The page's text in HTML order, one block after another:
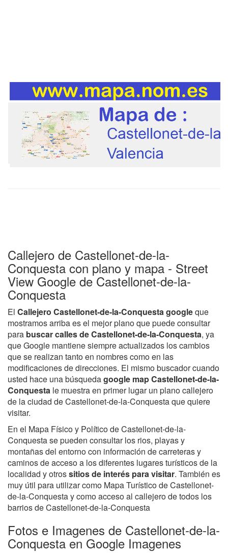
Callejero de Castellonet-de-la-
Conquesta con plano y mapa - Street
View Google de Castellonet-de-la-
Conquesta
El Callejero Castellonet-de-la-Conquesta googleque
mostramos arriba es el mejor plano que puede consultar
para buscar calles de Castellonet-de-la-Conquesta, ya
que Google mantiene siempre actualizados los cambios
que se realizan tanto en nombres como en las
modificaciones de direcciones. El mismo buscador cuando
usted hace una búsquedagoogle map Castellonet-de-la-
Conquesta le muestra en primer lugar un plano callejero
de la ciudad de Castellonet-de-la-Conquesta que quiere
visitar.
En el Mapa Físico y Político de Castellonet-de-la-
Conquesta se pueden consultar los rios, playas y
montañas del entorno con información de carreteras y
caminos de acceso a los diferentes lugares turísticos de la
localidad y otrossitios de interés para visitar. También es
muy útil para utilizar como Mapa Turístico de Castellonet-
de-la-Conquesta y como acceso al callejero de todos los
barrios de Castellonet-de-la-Conquesta
Fotos e Imagenes de Castellonet-de-la-
Conquesta en Google Imagenes